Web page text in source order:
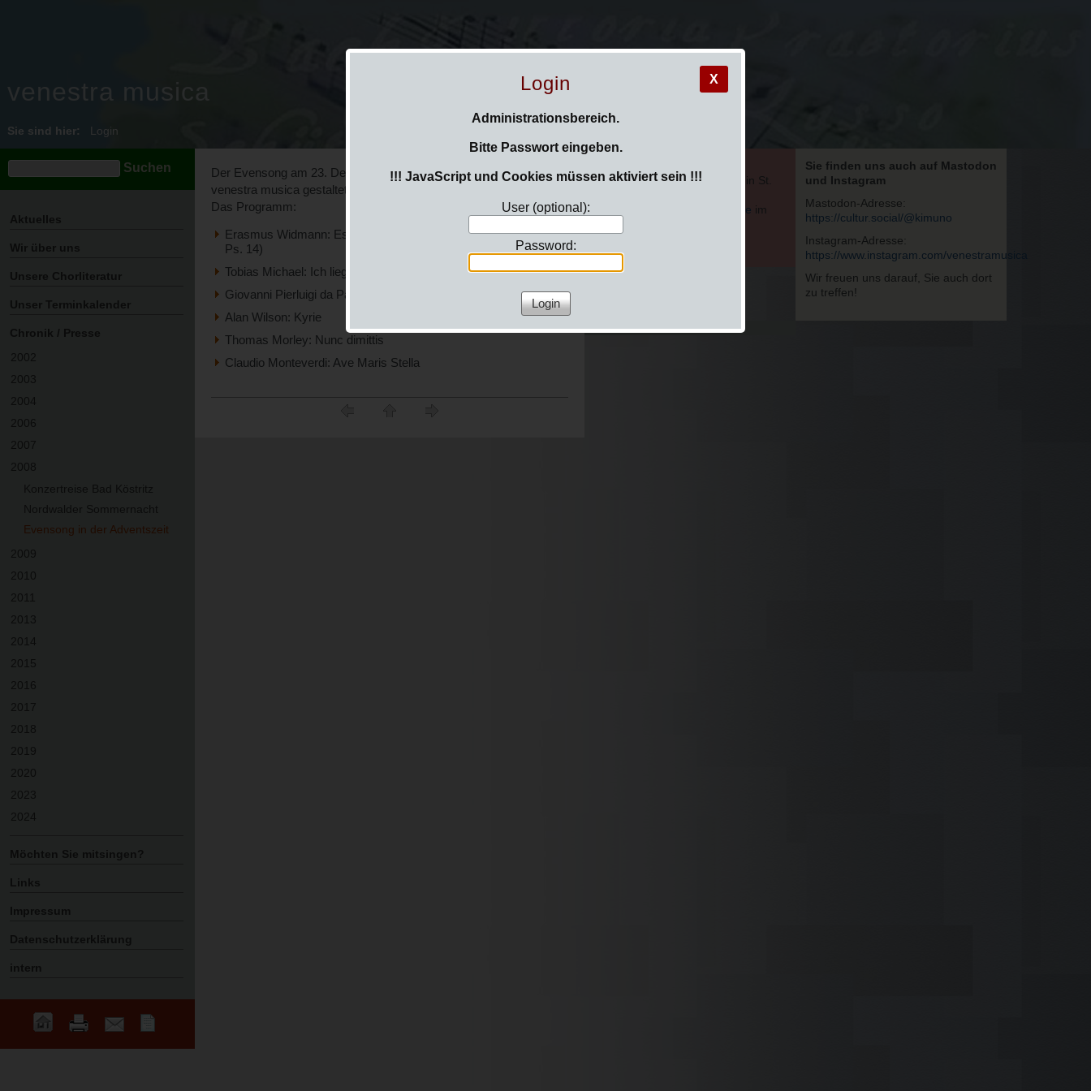
venestra musica
Sie sind hier: Login
X
Login
Administrationsbereich.
Bitte Passwort eingeben.
!!! JavaScript und Cookies müssen aktiviert sein !!!
User (optional):
Password:
Der Evensong am 23. Dezember in St. Dionysius wurde von
venestra musica gestaltet.
Das Programm:
Erasmus Widmann: Es spricht der Unweisen Mund wohl (nach
Ps. 14)
Tobias Michael: Ich liege und schlafe
Giovanni Pierluigi da Palestrina: Magnificat
Alan Wilson: Kyrie
Thomas Morley: Nunc dimittis
Claudio Monteverdi: Ave Maris Stella
Aktuelles
Wir über uns
Unsere Chorliteratur
Unser Terminkalender
Chronik / Presse
2002
2003
2004
2006
2007
2008
Konzertreise Bad Köstritz
Nordwalder Sommernacht
Evensong in der Adventszeit
2009
2010
2011
2013
2014
2015
2016
2017
2018
2019
2020
2023
2024
Möchten Sie mitsingen?
Links
Impressum
Datenschutzerklärung
intern
kirchenmusikalische Projekte in St.
Kirchenmusik Nordwalde im
Sie finden uns auch auf Mastodon
und Instagram
Mastodon-Adresse:
https://cultur.social/@kimuno
Instagram-Adresse:
https://www.instagram.com/venestramusica
Wir freuen uns darauf, Sie auch dort
zu treffen!